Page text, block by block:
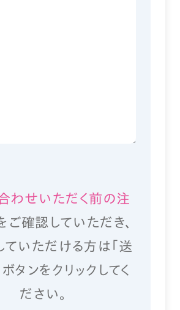
わせいただく前の注
ご確認していただき、
ていただける方は「送
タンをクリックしてく
ださい。